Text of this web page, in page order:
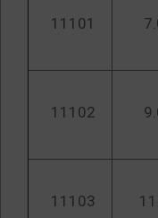
11101
11102
11103